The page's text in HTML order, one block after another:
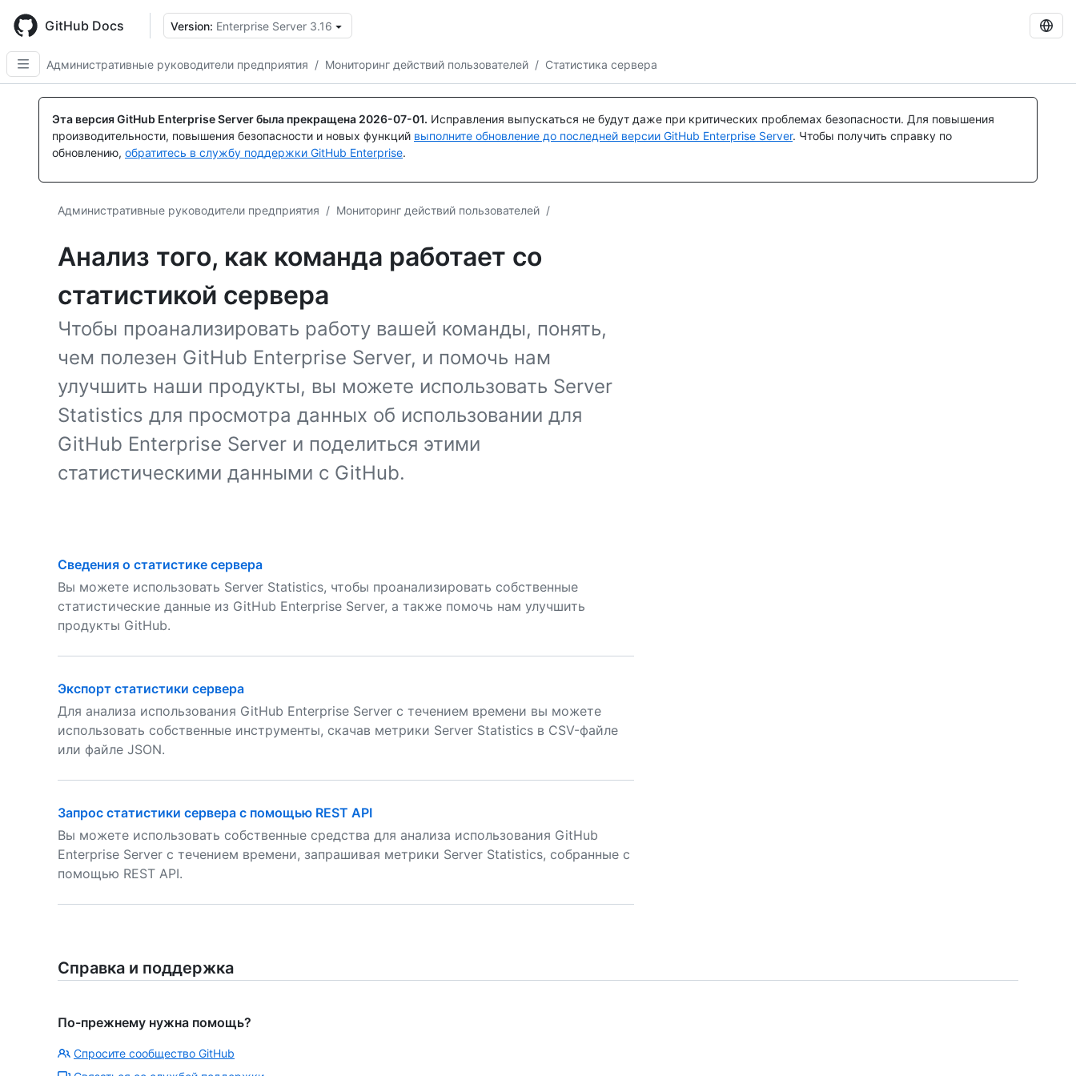
main
content
GitHub Docs Version: Enterprise Server 3.16
Административные руководители предприятия / Мониторинг действий пользователей / Статистика сервера
Эта версия GitHub Enterprise Server была прекращена 2026-07-01. Исправления выпускаться не будут даже при критических проблемах безопасности. Для повышения
производительности, повышения безопасности и новых функций выполните обновление до последней версии GitHub Enterprise Server. Чтобы получить справку по
обновлению, обратитесь в службу поддержки GitHub Enterprise.
Административные руководители предприятия / Мониторинг действий пользователей /
Анализ того, как команда работает со
статистикой сервера
Чтобы проанализировать работу вашей команды, понять,
чем полезен GitHub Enterprise Server, и помочь нам
улучшить наши продукты, вы можете использовать Server
Statistics для просмотра данных об использовании для
GitHub Enterprise Server и поделиться этими
статистическими данными с GitHub.
Сведения о статистике сервера
Вы можете использовать Server Statistics, чтобы проанализировать собственные
статистические данные из GitHub Enterprise Server, а также помочь нам улучшить
продукты GitHub.
Экспорт статистики сервера
Для анализа использования GitHub Enterprise Server с течением времени вы можете
использовать собственные инструменты, скачав метрики Server Statistics в CSV-файле
или файле JSON.
Запрос статистики сервера с помощью REST API
Вы можете использовать собственные средства для анализа использования GitHub
Enterprise Server с течением времени, запрашивая метрики Server Statistics, собранные с
помощью REST API.
Справка и поддержка
По-прежнему нужна помощь?
Спросите сообщество GitHub